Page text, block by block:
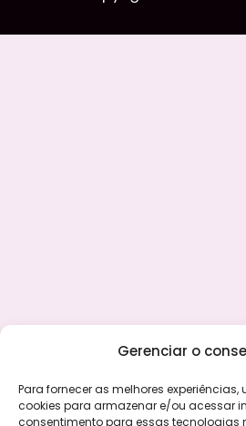
Gerenciar o
Para fornecer as melhores
cookies para armazenar e/ou acessar
consentimento para essas tecnologias